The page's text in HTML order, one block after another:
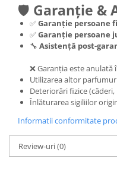
🛡️ Garanție &
✅Garanție persoane
✅Garanție persoane
🔧 Asistență post-
❌ Garanția este anulată
Utilizarea altor
Deteriorări fizice
Înlăturarea sigiliilor
Informatii conformitate
Review-uri(0)